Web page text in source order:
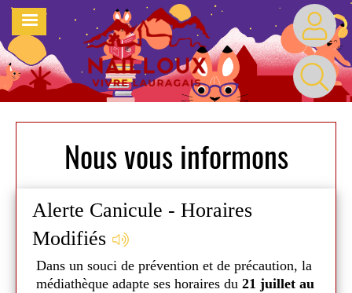
Aller
contenu
principal
MENU
Nous vous informons
Alerte Canicule - Horaires
Modifiés
Dans un souci de prévention et de précaution, la
médiathèque adapte ses horaires du 21 juillet au